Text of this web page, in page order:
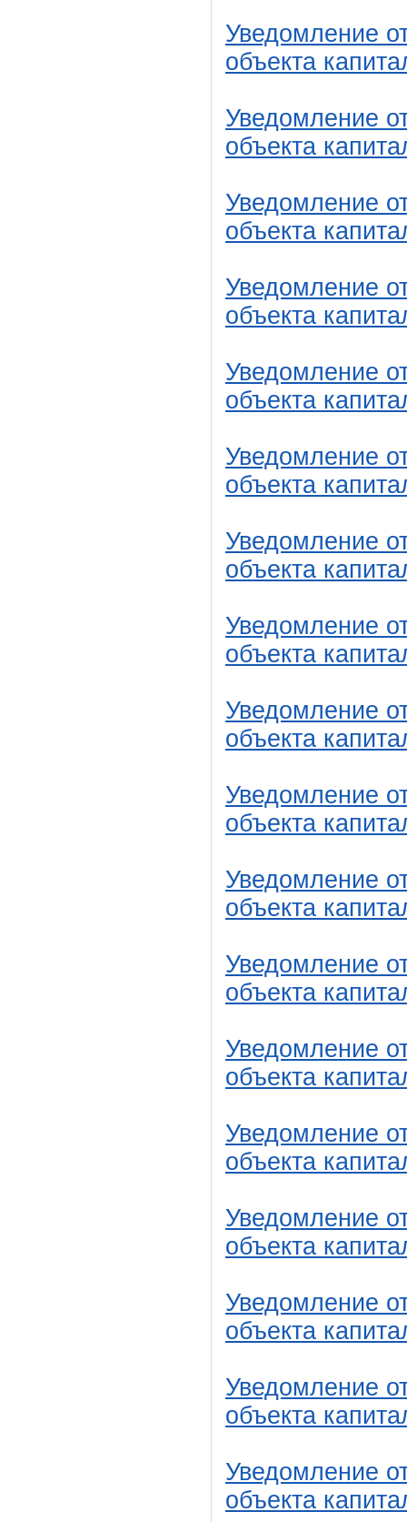
Уведомление
объекта
Уведомление
объекта
Уведомление
объекта
Уведомление
объекта
Уведомление
объекта
Уведомление
объекта
Уведомление
объекта
Уведомление
объекта
Уведомление
объекта
Уведомление
объекта
Уведомление
объекта
Уведомление
объекта
Уведомление
объекта
Уведомление
объекта
Уведомление
объекта
Уведомление
объекта
Уведомление
объекта
Уведомление
объекта